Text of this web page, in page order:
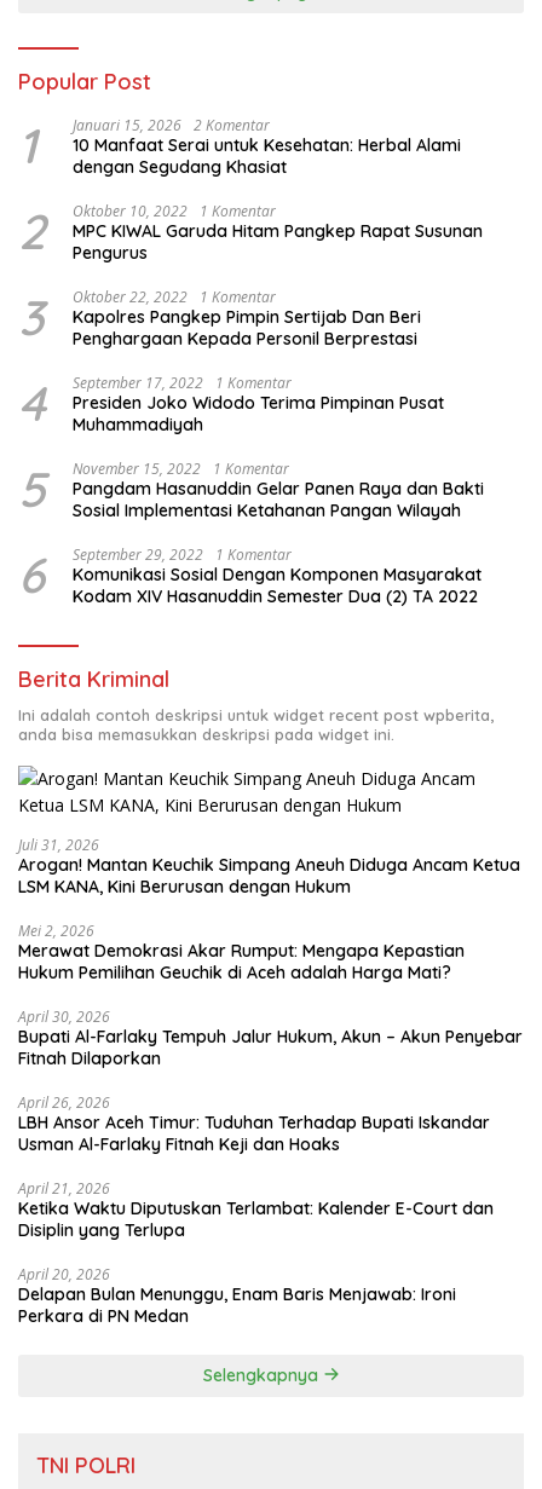
Popular Post
1 Januari 15, 2026 2 Komentar
10 Manfaat Serai untuk Kesehatan: Herbal Alami
dengan Segudang Khasiat
2 Oktober 10, 2022 1 Komentar
MPC KIWAL Garuda Hitam Pangkep Rapat Susunan
Pengurus
3 Oktober 22, 2022 1 Komentar
Kapolres Pangkep Pimpin Sertijab Dan Beri
Penghargaan Kepada Personil Berprestasi
4 September 17, 2022 1 Komentar
Presiden Joko Widodo Terima Pimpinan Pusat
Muhammadiyah
5 November 15, 2022 1 Komentar
Pangdam Hasanuddin Gelar Panen Raya dan Bakti
Sosial Implementasi Ketahanan Pangan Wilayah
6 September 29, 2022 1 Komentar
Komunikasi Sosial Dengan Komponen Masyarakat
Kodam XIV Hasanuddin Semester Dua (2) TA 2022
Berita Kriminal
Ini adalah contoh deskripsi untuk widget recent post wpberita,
anda bisa memasukkan deskripsi pada widget ini.
Juli 31, 2026
Arogan! Mantan Keuchik Simpang Aneuh Diduga Ancam Ketua
LSM KANA, Kini Berurusan dengan Hukum
Mei 2, 2026
Merawat Demokrasi Akar Rumput: Mengapa Kepastian
April 30, 2026
Bupati Al-Farlaky Tempuh Jalur Hukum, Akun – Akun Penyebar
Fitnah Dilaporkan
April 26, 2026
LBH Ansor Aceh Timur: Tuduhan Terhadap Bupati Iskandar
Usman Al-Farlaky Fitnah Keji dan Hoaks
April 21, 2026
Ketika Waktu Diputuskan Terlambat: Kalender E-Court dan
Disiplin yang Terlupa
April 20, 2026
Delapan Bulan Menunggu, Enam Baris Menjawab: Ironi
Perkara di PN Medan
Selengkapnya
TNI POLRI